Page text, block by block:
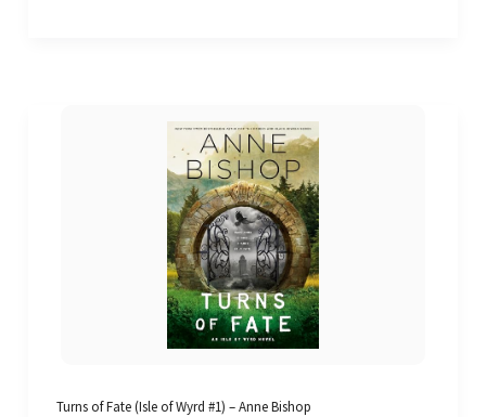
Turns of Fate (Isle of Wyrd #1) – Anne Bishop